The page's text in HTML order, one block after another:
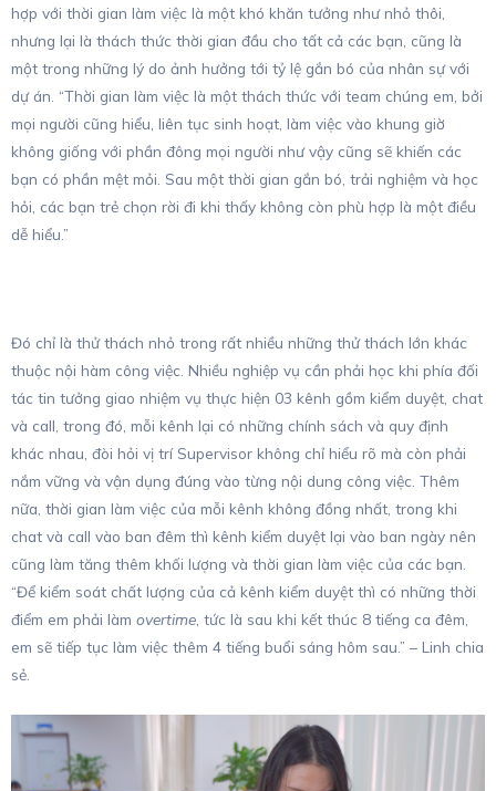
hợp với thời gian làm việc là một khó khăn tưởng như nhỏ thôi,
nhưng lại là thách thức thời gian đầu cho tất cả các bạn, cũng là
một trong những lý do ảnh hưởng tới tỷ lệ gắn bó của nhân sự với
dự án. “Thời gian làm việc là một thách thức với team chúng em, bởi
mọi người cũng hiểu, liên tục sinh hoạt, làm việc vào khung giờ
không giống với phần đông mọi người như vậy cũng sẽ khiến các
bạn có phần mệt mỏi. Sau một thời gian gắn bó, trải nghiệm và học
hỏi, các bạn trẻ chọn rời đi khi thấy không còn phù hợp là một điều
dễ hiểu.”
Đó chỉ là thử thách nhỏ trong rất nhiều những thử thách lớn khác
thuộc nội hàm công việc. Nhiều nghiệp vụ cần phải học khi phía đối
tác tin tưởng giao nhiệm vụ thực hiện 03 kênh gồm kiểm duyệt, chat
và call, trong đó, mỗi kênh lại có những chính sách và quy định
khác nhau, đòi hỏi vị trí Supervisor không chỉ hiểu rõ mà còn phải
nắm vững và vận dụng đúng vào từng nội dung công việc. Thêm
nữa, thời gian làm việc của mỗi kênh không đồng nhất, trong khi
chat và call vào ban đêm thì kênh kiểm duyệt lại vào ban ngày nên
cũng làm tăng thêm khối lượng và thời gian làm việc của các bạn.
“Để kiểm soát chất lượng của cả kênh kiểm duyệt thì có những thời
điểm em phải làm overtime , tức là sau khi kết thúc 8 tiếng ca đêm,
em sẽ tiếp tục làm việc thêm 4 tiếng buổi sáng hôm sau.” – Linh chia
sẻ.